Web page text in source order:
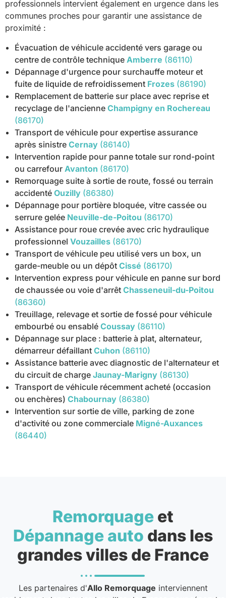
professionnels intervient également en urgence dans les
communes proches pour garantir une assistance de
proximité :
Évacuation de véhicule accidenté vers garage ou
centre de contrôle technique Amberre (86110)
Dépannage d'urgence pour surchauffe moteur et
fuite de liquide de refroidissement Frozes (86190)
Remplacement de batterie sur place avec reprise et
recyclage de l'ancienne Champigny en Rochereau
(86170)
Transport de véhicule pour expertise assurance
après sinistre Cernay (86140)
Intervention rapide pour panne totale sur rond-point
ou carrefour Avanton (86170)
Remorquage suite à sortie de route, fossé ou terrain
accidenté Ouzilly (86380)
Dépannage pour portière bloquée, vitre cassée ou
serrure gelée Neuville-de-Poitou (86170)
Assistance pour roue crevée avec cric hydraulique
professionnel Vouzailles (86170)
Transport de véhicule peu utilisé vers un box, un
garde-meuble ou un dépôt Cissé (86170)
Intervention express pour véhicule en panne sur bord
de chaussée ou voie d'arrêt Chasseneuil-du-Poitou
(86360)
Treuillage, relevage et sortie de fossé pour véhicule
embourbé ou ensablé Coussay (86110)
Dépannage sur place : batterie à plat, alternateur,
démarreur défaillant Cuhon (86110)
Assistance batterie avec diagnostic de l'alternateur et
du circuit de charge Jaunay-Marigny (86130)
Transport de véhicule récemment acheté (occasion
ou enchères) Chabournay (86380)
Intervention sur sortie de ville, parking de zone
d'activité ou zone commerciale Migné-Auxances
(86440)
Remorquage et
Dépannage auto dans les
grandes villes de France
Les partenaires d'Allo Remorquage interviennent